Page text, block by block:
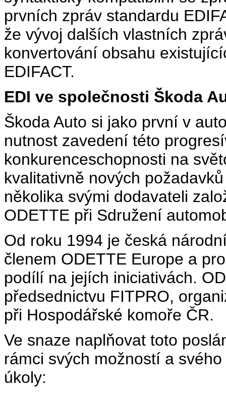
prvních zpráv standardu
že vývoj dalších vlastních
konvertování obsahu
EDIFACT.
EDI ve společnosti Škoda
Škoda Auto si jako první v
nutnost zavedení této
konkurenceschopnosti na
kvalitativně nových
několika svými dodavateli
ODETTE při Sdružení
Od roku 1994 je česká
členem ODETTE Europe a
podílí na jejích iniciativách.
předsednictvu FITPRO,
při Hospodářské komoře ČR.
Ve snaze naplňovat toto
rámci svých možností a
úkoly: